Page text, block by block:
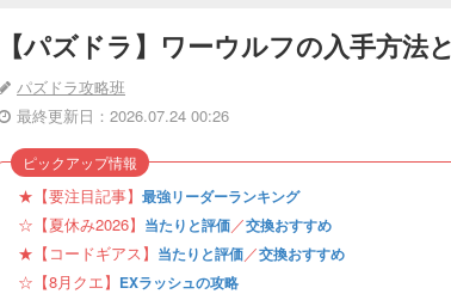
【パズドラ】ワーウルフの入手方法
パズドラ攻略班
最終更新日：2026.07.24 00:26
★【要注目記事】 最強リーダーランキング
☆【夏休み2026】 当たりと評価／交換おすすめ
★【コードギアス】 当たりと評価／交換おすすめ
☆【8月クエ】 EXラッシュの攻略
ピックアップ情報